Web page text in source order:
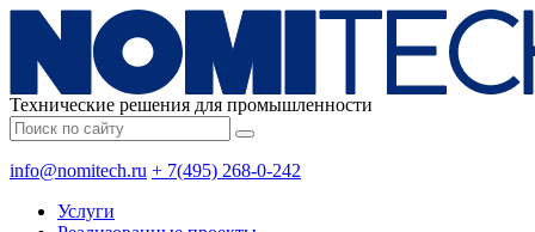
Технические решения для промышленности
info@nomitech.ru + 7(495) 268-0-242
Услуги